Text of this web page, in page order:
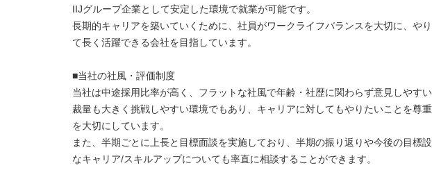
IIJグループ企業として安定した環境で就業が可能です。
長期的キャリアを築いていくために、社員がワークライフバランスを大切に、や
て長く活躍できる会社を目指しています。
■当社の社風・評価制度
当社は中途採用比率が高く、フラットな社風で年齢・社歴に関わらず意見しやすい
裁量も大きく挑戦しやすい環境でもあり、キャリアに対してもやりたいことを尊
を大切にしています。
また、半期ごとに上長と目標面談を実施しており、半期の振り返りや今後の目標
なキャリア/スキルアップについても率直に相談することができます。